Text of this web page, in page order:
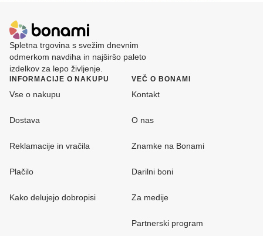
Spletna trgovina s svežim dnevnim
odmerkom navdiha in najširšo paleto
izdelkov za lepo življenje.
INFORMACIJE O NAKUPU
Vse o nakupu
Dostava
Reklamacije in vračila
Plačilo
Kako delujejo dobropisi
VEČ O BONAMI
Kontakt
O nas
Znamke na Bonami
Darilni boni
Za medije
Partnerski program